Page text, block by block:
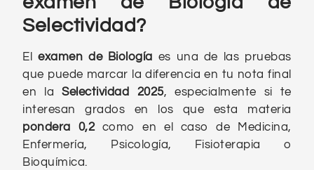
Selectividad?
Elexamen de Biología es una de las pruebas
que puede marcar la diferencia en tu nota final
en laSelectividad 2025, especialmente si te
interesan grados en los que esta materia
pondera 0,2 como en el caso de Medicina,
Enfermería, Psicología, Fisioterapia o
Bioquímica.